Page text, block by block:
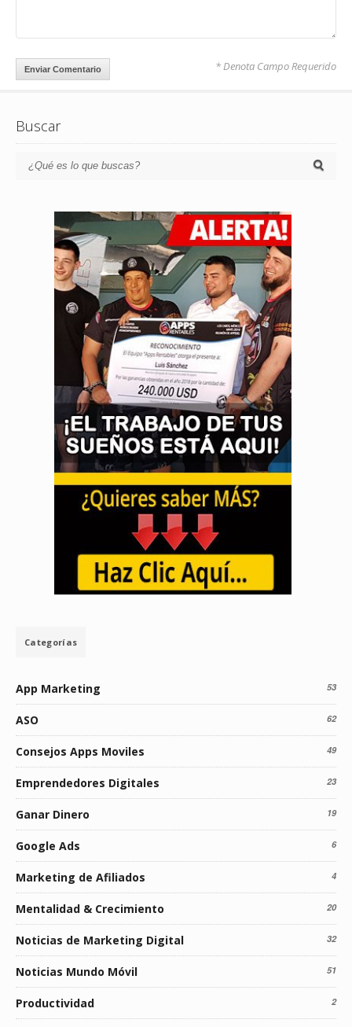
* Denota Campo Requerido
Buscar
Categorías
App Marketing 53
ASO 62
Consejos Apps Moviles 49
Emprendedores Digitales 23
Ganar Dinero 19
Google Ads 6
Marketing de Afiliados 4
Mentalidad & Crecimiento 20
Noticias de Marketing Digital 32
Noticias Mundo Móvil 51
Productividad 2